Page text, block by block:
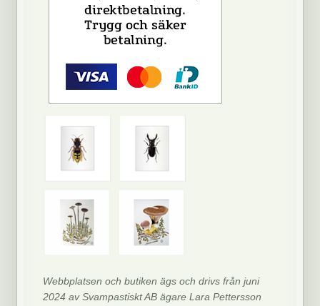
Webbplatsen och butiken ägs och drivs från juni
2024 av Svampastiskt AB ägare Lara Pettersson